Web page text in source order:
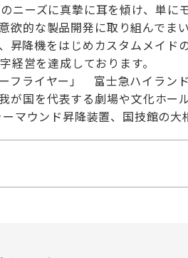
ニーズに真摯に耳を傾け、単に
欲的な製品開発に取り組んでま
昇降機をはじめカスタムメイド
営を達成しております。
フライヤー」 富士急ハイラ
国を代表する劇場や文化ホー
ウンド昇降装置、国技館の大